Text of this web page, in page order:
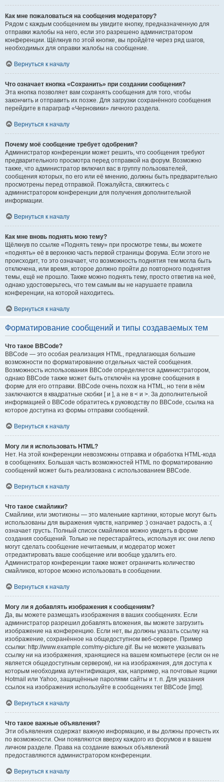
Как мне пожаловаться на сообщения модератору?
Рядом с каждым сообщением вы увидите кнопку, предназначенную для
отправки жалобы на него, если это разрешено администратором
конференции. Щёлкнув по этой кнопке, вы пройдёте через ряд шагов,
необходимых для оправки жалобы на сообщение.
Вернуться к началу
Что означает кнопка «Сохранить» при создании сообщения?
Эта кнопка позволяет вам сохранять сообщения для того, чтобы
закончить и отправить их позже. Для загрузки сохранённого сообщения
перейдите в параграф «Черновики» личного раздела.
Вернуться к началу
Почему моё сообщение требует одобрения?
Администратор конференции может решить, что сообщения требуют
предварительного просмотра перед отправкой на форум. Возможно
также, что администратор включил вас в группу пользователей,
сообщения которых, по его или её мнению, должны быть предварительно
просмотрены перед отправкой. Пожалуйста, свяжитесь с
администратором конференции для получения дополнительной
информации.
Вернуться к началу
Как мне вновь поднять мою тему?
Щёлкнув по ссылке «Поднять тему» при просмотре темы, вы можете
«поднять» её в верхнюю часть первой страницы форума. Если этого не
происходит, то это означает, что возможность поднятия тем могла быть
отключена, или время, которое должно пройти до повторного поднятия
темы, ещё не прошло. Также можно поднять тему, просто ответив на неё,
однако удостоверьтесь, что тем самым вы не нарушаете правила
конференции, на которой находитесь.
Вернуться к началу
Форматирование сообщений и типы создаваемых тем
Что такое BBCode?
BBCode — это особая реализация HTML, предлагающая большие
возможности по форматированию отдельных частей сообщения.
Возможность использования BBCode определяется администратором,
однако BBCode также может быть отключён на уровне сообщения в
форме для его отправки. BBCode очень похож на HTML, но теги в нём
заключаются в квадратные скобки [ и ], а не в < и >. За дополнительной
информацией о BBCode обратитесь к руководству по BBCode, ссылка на
которое доступна из формы отправки сообщений.
Вернуться к началу
Могу ли я использовать HTML?
Нет. На этой конференции невозможны отправка и обработка HTML-кода
в сообщениях. Большая часть возможностей HTML по форматированию
сообщений может быть реализована с использованием BBCode.
Вернуться к началу
Что такое смайлики?
Смайлики, или эмотиконы — это маленькие картинки, которые могут быть
использованы для выражения чувств, например :) означает радость, а :(
означает грусть. Полный список смайликов можно увидеть в форме
создания сообщений. Только не перестарайтесь, используя их: они легко
могут сделать сообщение нечитаемым, и модератор может
отредактировать ваше сообщение или вообще удалить его.
Администратор конференции также может ограничить количество
смайликов, которое можно использовать в сообщении.
Вернуться к началу
Могу ли я добавлять изображения к сообщениям?
Да, вы можете размещать изображения в ваших сообщениях. Если
администратор разрешил добавлять вложения, вы можете загрузить
изображение на конференцию. Если нет, вы должны указать ссылку на
изображение, сохранённое на общедоступном веб-сервере. Пример
ссылки: http://www.example.com/my-picture.gif. Вы не можете указывать
ссылку ни на изображения, хранящиеся на вашем компьютере (если он не
является общедоступным сервером), ни на изображения, для доступа к
которым необходима аутентификация, как, например, на почтовые ящики
Hotmail или Yahoo, защищённые паролями сайты и т. п. Для указания
ссылок на изображения используйте в сообщениях тег BBCode [img].
Вернуться к началу
Что такое важные объявления?
Эти объявления содержат важную информацию, и вы должны прочесть их
по возможности. Они появляются вверху каждого из форумов и в вашем
личном разделе. Права на создание важных объявлений
предоставляются администратором конференции.
Вернуться к началу